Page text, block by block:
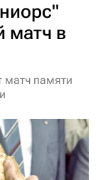
матч в
матч памяти